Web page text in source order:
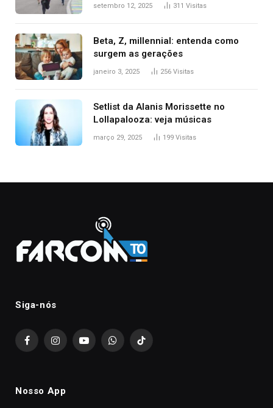
setembro 12, 2025 311 Visitas
Beta, Z, millennial: entenda como
surgem as gerações
janeiro 3, 2025 256 Visitas
Setlist da Alanis Morissette no
Lollapalooza: veja músicas
março 29, 2025 199 Visitas
Siga-nós
FacebookInstagramYouTubeWhatsAppTikTok
Nosso App